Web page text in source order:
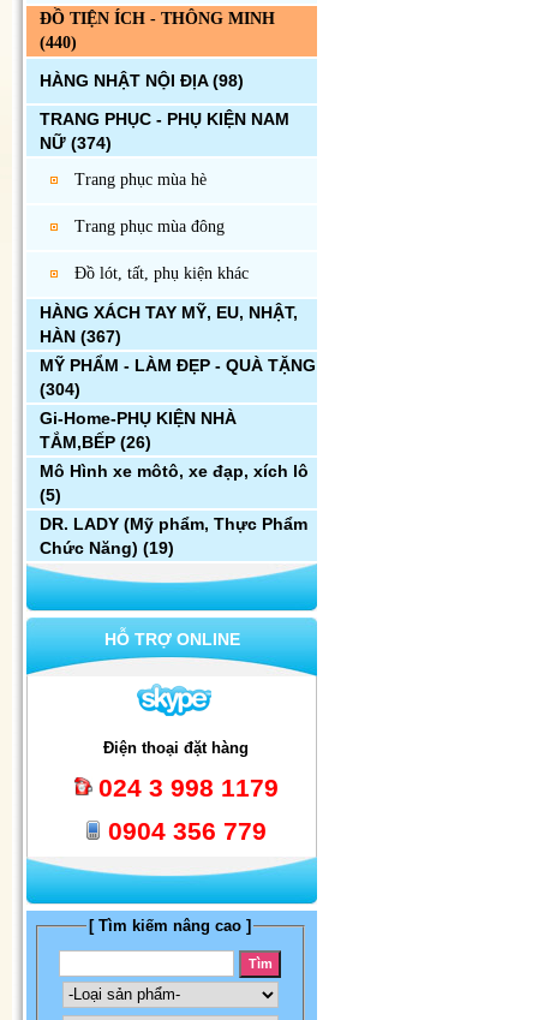
ĐỒ TIỆN ÍCH - THÔNG MINH
(440)
HÀNG NHẬT NỘI ĐỊA(98)
TRANG PHỤC - PHỤ KIỆN NAM
NỮ (374)
Trang phục mùa hè
Trang phục mùa đông
Đồ lót, tất, phụ kiện khác
HÀNG XÁCH TAY MỸ, EU, NHẬT,
HÀN (367)
MỸ PHẨM - LÀM ĐẸP - QUÀ TẶNG
(304)
Gi-Home-PHỤ KIỆN NHÀ
TẮM,BẾP (26)
Mô Hình xe môtô, xe đạp, xích lô
(5)
DR. LADY (Mỹ phẩm, Thực Phẩm
Chức Năng) (19)
HỖ TRỢ ONLINE
Điện thoại đặt hàng
024 3 998 1179
0904 356 779
[ Tìm kiếm nâng cao ]